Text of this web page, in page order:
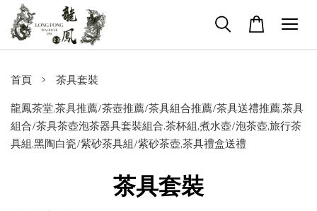
首頁 › 茶具套裝
龍鳳茶堂,茶具推薦/茶壺推薦/茶具組合推薦/茶具送禮推薦,茶具
組合/茶具茶壺泡茶器具套裝組合.茶杯組,煮水壺/泡茶壺,旅行茶
具組,黑陶白瓷/紫砂茶具組/紫砂茶壺,茶具禮盒送禮
茶具套裝